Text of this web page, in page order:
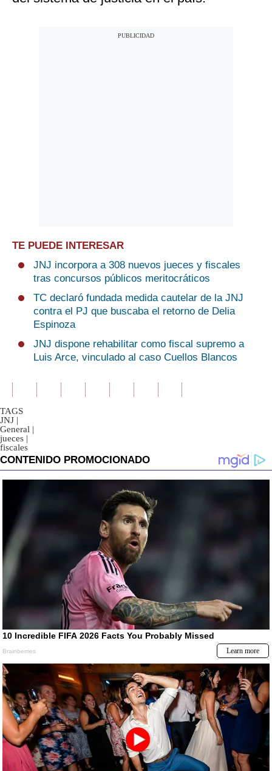
TE PUEDE INTERESAR
JNJ incorpora a 308 nuevos jueces y fiscales
tras concursos públicos meritocráticos
TC declaró fundada medida cautelar de la JNJ
contra el PJ que buscaba el retorno de Delia
Espinoza
JNJ dispone rehabilitar como fiscal supremo a
Luis Arce, vinculado al caso Cuellos Blancos
TAGS
JNJ |
General |
jueces |
fiscales